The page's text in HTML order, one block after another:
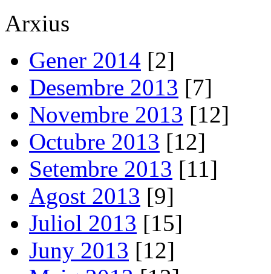
Arxius
Gener 2014 [2]
Desembre 2013 [7]
Novembre 2013 [12]
Octubre 2013 [12]
Setembre 2013 [11]
Agost 2013 [9]
Juliol 2013 [15]
Juny 2013 [12]